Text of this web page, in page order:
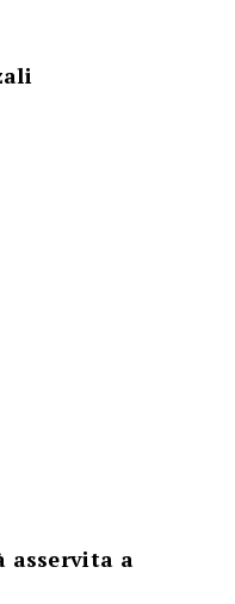
asservita a